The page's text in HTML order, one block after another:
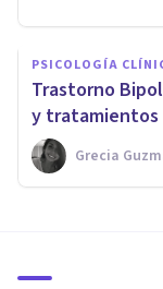
PSICOLOGÍA
Trastorno
y tratamientos
Grecia